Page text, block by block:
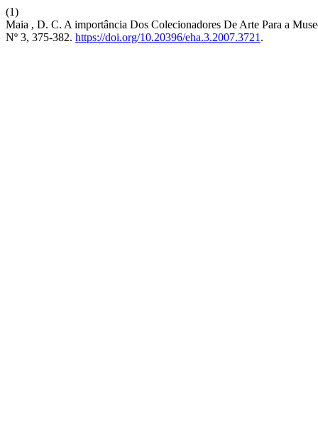
(1)
Maia , D. C. A importância Dos Colecionadores De Arte Para a
Nº 3, 375-382. https://doi.org/10.20396/eha.3.2007.3721 .